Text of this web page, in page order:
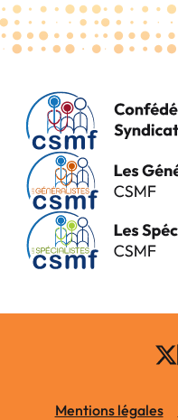
Mentions légales